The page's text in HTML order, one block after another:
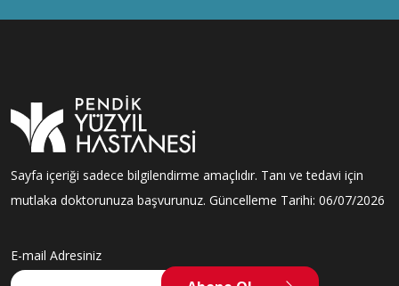
Sayfa içeriği sadece bilgilendirme amaçlıdır. Tanı ve tedavi için
mutlaka doktorunuza başvurunuz. Güncelleme Tarihi: 06/07/2026
E-mail Adresiniz